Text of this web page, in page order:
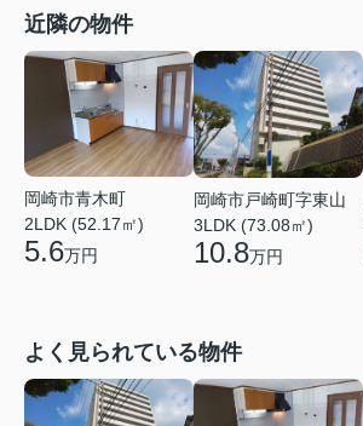
近隣の物件
岡崎市青木町
2LDK (52.17㎡)
5.6万円
岡崎市戸崎町字東山
3LDK (73.08㎡)
10.8万円
よく見られている物件